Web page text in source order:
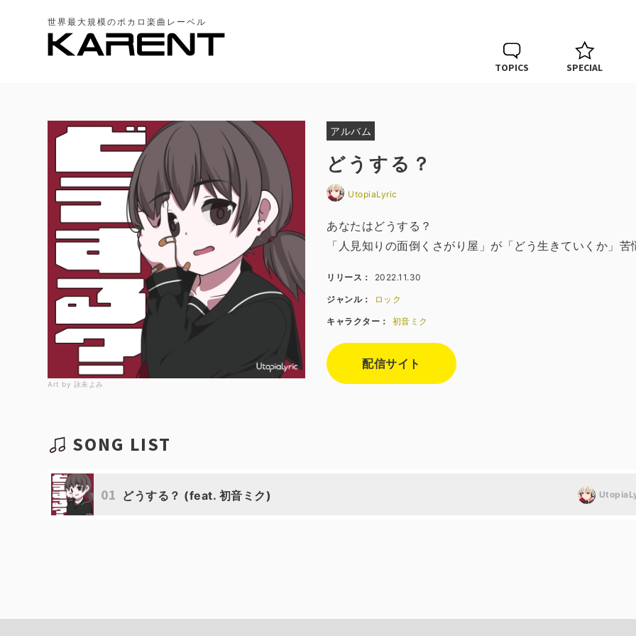
世界最大規模のボカロ楽曲レーベル
TOPICS SPECIAL
Art by 詠未よみ
アルバム
どうする？
UtopiaLyric
あなたはどうする？
「人見知りの面倒くさがり屋」が「どう生きていくか」
リリース： 2022.11.30
ジャンル： ロック
キャラクター： 初音ミク
配信サイト
SONG LIST
01 どうする？ (feat. 初音ミク)